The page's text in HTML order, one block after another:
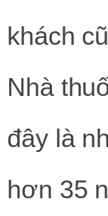
khách
Nhà
đây là
hơn 35